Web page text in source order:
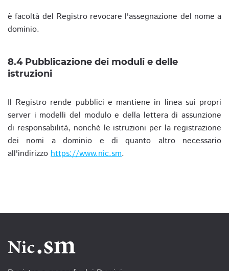
è facoltà del Registro revocare l'assegnazione del nome a
dominio.
8.4 Pubblicazione dei moduli e delle
istruzioni
Il Registro rende pubblici e mantiene in linea sui propri
server i modelli del modulo e della lettera di assunzione
di responsabilità, nonché le istruzioni per la registrazione
dei nomi a dominio e di quanto altro necessario
all'indirizzo https://www.nic.sm.